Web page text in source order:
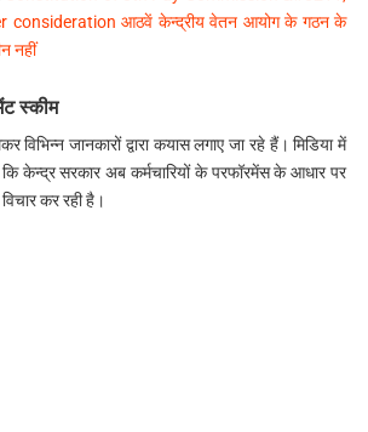
consideration आठवें केन्द्रीय वेतन आयोग के गठन के
नहीं
स्‍कीम
जानकारों द्वारा कयास लगाए जा रहे हैं। मिडिया में
कि केन्‍द्र सरकार अब कर्मचारियों के परफॉरमेंस के आधार पर
कर रही है।